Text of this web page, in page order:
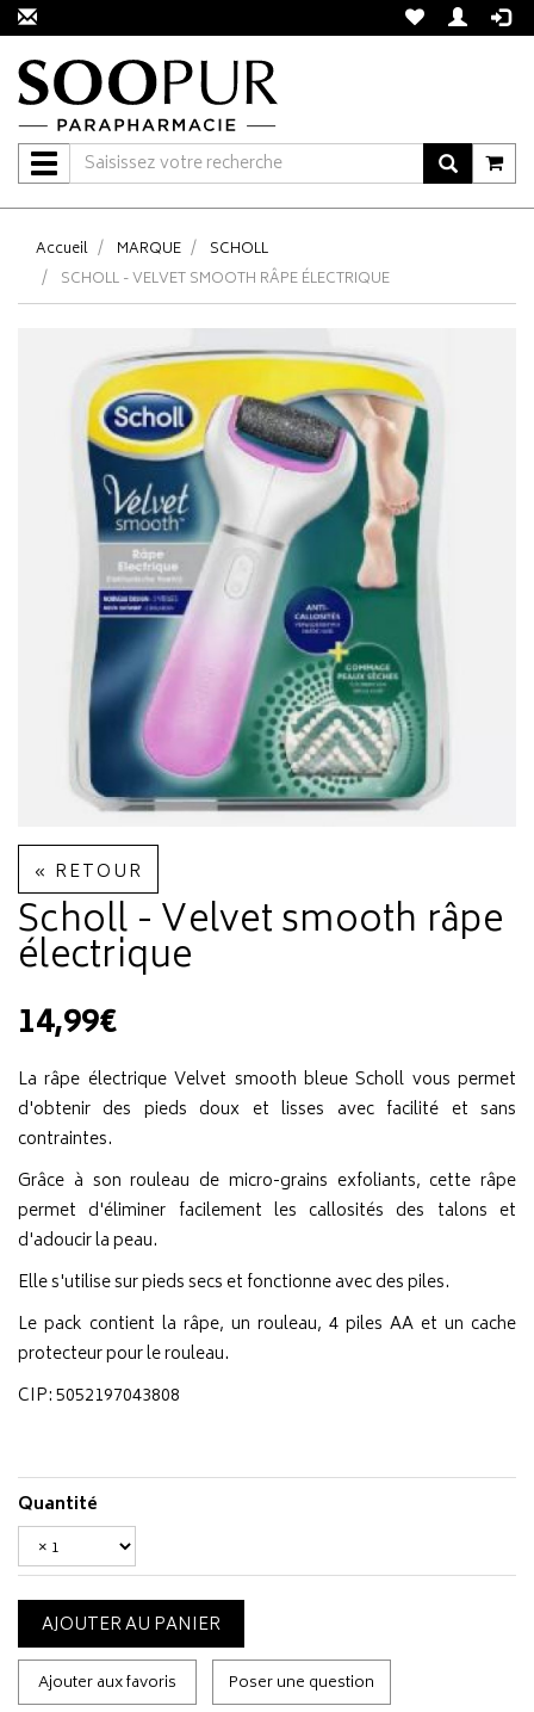
Navigation
Accueil MARQUE
SCHOLL
SCHOLL - VELVET SMOOTH RÂPE ÉLECTRIQUE
« RETOUR
Scholl - Velvet smooth râpe
électrique
14,99€
La râpe électrique Velvet smooth bleue Scholl vous permet
d'obtenir des pieds doux et lisses avec facilité et sans
contraintes.
Grâce à son rouleau de micro-grains exfoliants, cette râpe
permet d'éliminer facilement les callosités des talons et
d'adoucir la peau.
Elle s'utilise sur pieds secs et fonctionne avec des piles.
Le pack contient la râpe, un rouleau, 4 piles AA et un cache
protecteur pour le rouleau.
CIP: 5052197043808
Quantité
AJOUTER AU PANIER
Ajouter aux favoris Poser une question